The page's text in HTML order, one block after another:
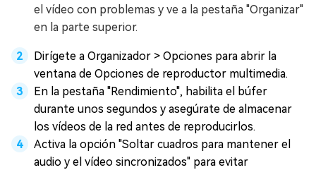
el vídeo con problemas y ve a la pestaña "Organizar"
en la parte superior.
Dirígete a Organizador > Opciones para abrir la
ventana de Opciones de reproductor multimedia.
En la pestaña "Rendimiento", habilita el búfer
durante unos segundos y asegúrate de almacenar
los vídeos de la red antes de reproducirlos.
Activa la opción "Soltar cuadros para mantener el
audio y el vídeo sincronizados" para evitar